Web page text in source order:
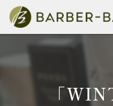
「